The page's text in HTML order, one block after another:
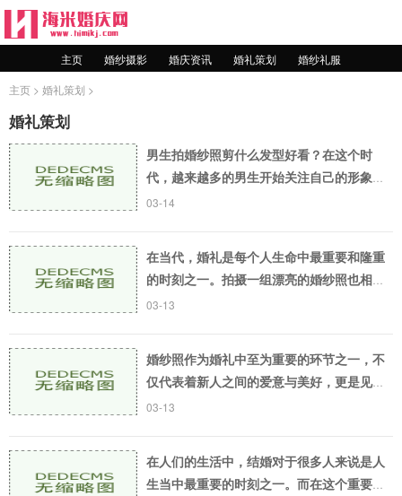
主页 婚纱摄影 婚庆资讯 婚礼策划
婚纱礼服
主页 > 婚礼策划 >
婚礼策划
男生拍婚纱照剪什么发型好看？在这个时
代，越来越多的男生开始关注自己的形象和
外表。在他们的生活中，“时尚”、“潮流”成
03-14
在当代，婚礼是每个人生命中最重要和隆重
的时刻之一。拍摄一组漂亮的婚纱照也相对
应变的至关重要。照片一直是人们记录生活
03-13
婚纱照作为婚礼中至为重要的环节之一，不
仅代表着新人之间的爱意与美好，更是见证
了美好爱情的历程。而对于想要拍摄婚纱照
03-13
在人们的生活中，结婚对于很多人来说是人
生当中最重要的时刻之一。而在这个重要时